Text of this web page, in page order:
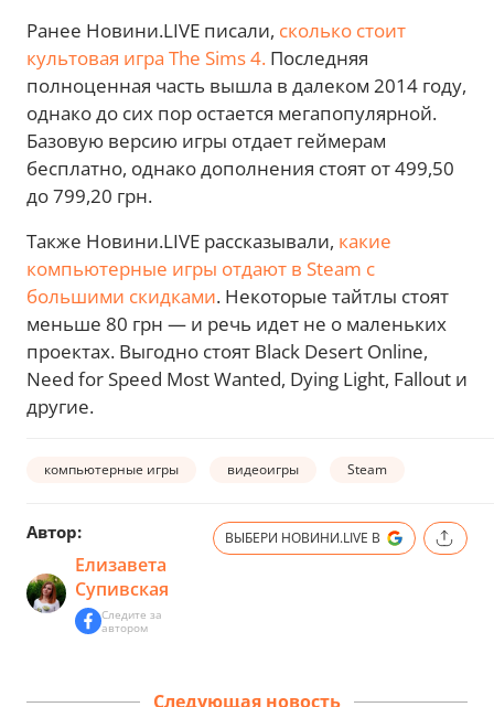
Ранее Новини.LIVE писали, сколько стоит
культовая игра The Sims 4. Последняя
полноценная часть вышла в далеком 2014 году,
однако до сих пор остается мегапопулярной.
Базовую версию игры отдает геймерам
бесплатно, однако дополнения стоят от 499,50
до 799,20 грн.
Также Новини.LIVE рассказывали, какие
компьютерные игры отдают в Steam с
большими скидками. Некоторые тайтлы стоят
меньше 80 грн — и речь идет не о маленьких
проектах. Выгодно стоят Black Desert Online,
Need for Speed Most Wanted, Dying Light, Fallout и
другие.
компьютерные игры видеоигры Steam
Автор:
Елизавета
Супивская
Следите за
автором
ВЫБЕРИ НОВИНИ.LIVE В
Следующая новость